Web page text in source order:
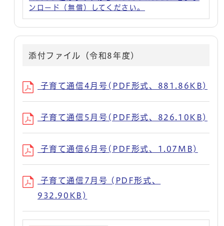
ンロード（無償）してください。
添付ファイル（令和8年度)
子育て通信4月号(PDF形式、881.86KB)
子育て通信5月号(PDF形式、826.10KB)
子育て通信6月号(PDF形式、1.07MB)
子育て通信7月号 (PDF形式、
932.90KB)